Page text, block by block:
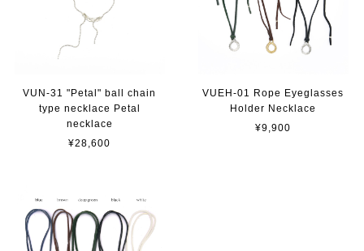
VUN-31 "Petal" ball chain
type necklace Petal
necklace
¥28,600
VUEH-01 Rope Eyeglasses
Holder Necklace
¥9,900